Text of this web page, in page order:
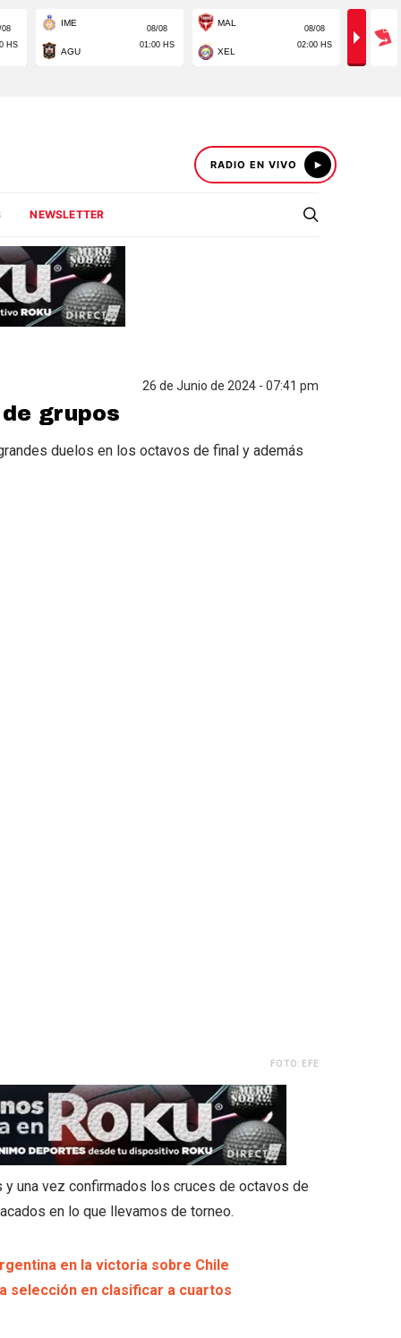
RADIO EN VIVO
NEWSLETTER
26 de Junio de 2024 - 07:41 pm
grupos
duelos en los octavos de final y además
FOTO: EFE
y una vez confirmados los cruces de octavos de
en lo que llevamos de torneo.
en la victoria sobre Chile
selección en clasificar a cuartos